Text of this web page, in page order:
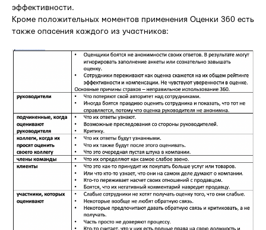
эффективности.
Кроме положительных моментов применения Оценки 360 есть
также опасения каждого из участников: